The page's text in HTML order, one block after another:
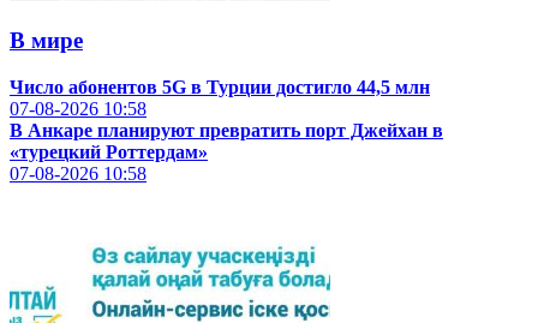
В мире
Число абонентов 5G в Турции достигло 44,5 млн
07-08-2026 10:58
В Анкаре планируют превратить порт Джейхан в
«турецкий Роттердам»
07-08-2026 10:58